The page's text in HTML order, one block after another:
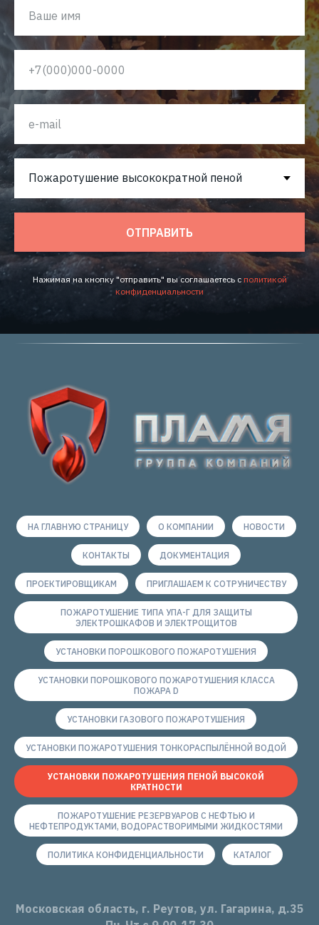
ОТПРАВИТЬ
Нажимая на кнопку "отправить" вы соглашаетесь с политикой
конфиденциальности
НА ГЛАВНУЮ СТРАНИЦУ О КОМПАНИИ НОВОСТИ
КОНТАКТЫ ДОКУМЕНТАЦИЯ
ПРОЕКТИРОВЩИКАМ ПРИГЛАШАЕМ К СОТРУНИЧЕСТВУ
ПОЖАРОТУШЕНИЕ ТИПА УПА-Г ДЛЯ ЗАЩИТЫ
ЭЛЕКТРОШКАФОВ И ЭЛЕКТРОЩИТОВ
УСТАНОВКИ ПОРОШКОВОГО ПОЖАРОТУШЕНИЯ
УСТАНОВКИ ПОРОШКОВОГО ПОЖАРОТУШЕНИЯ КЛАССА
ПОЖАРА D
УСТАНОВКИ ГАЗОВОГО ПОЖАРОТУШЕНИЯ
УСТАНОВКИ ПОЖАРОТУШЕНИЯ ТОНКОРАСПЫЛЁННОЙ ВОДОЙ
УСТАНОВКИ ПОЖАРОТУШЕНИЯ ПЕНОЙ ВЫСОКОЙ
КРАТНОСТИ
ПОЖАРОТУШЕНИЕ РЕЗЕРВУАРОВ С НЕФТЬЮ И
НЕФТЕПРОДУКТАМИ, ВОДОРАСТВОРИМЫМИ ЖИДКОСТЯМИ
ПОЛИТИКА КОНФИДЕНЦИАЛЬНОСТИ КАТАЛОГ
Московская область, г. Реутов, ул. Гагарина, д.35